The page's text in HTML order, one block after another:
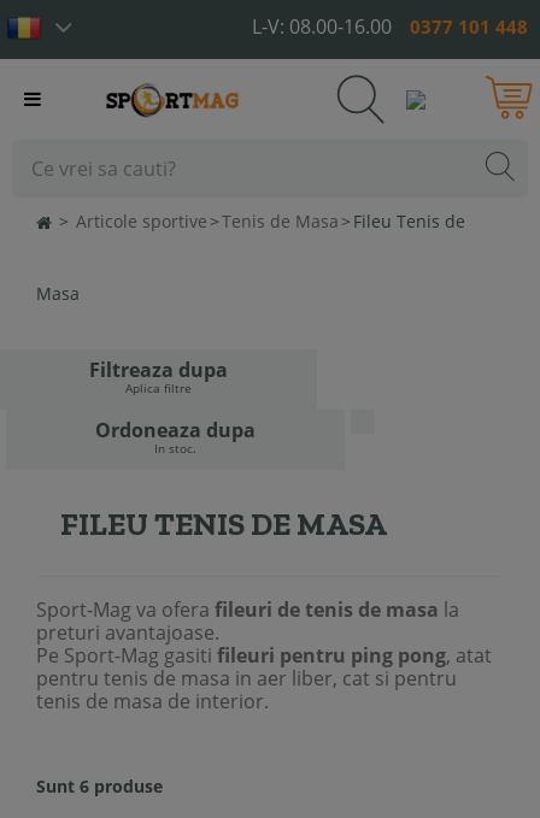
L-V: 08.00-16.00 0377 101 448
Toggle
> Articole sportive >Tenis de Masa > Fileu Tenis de
Masa
Filtreaza dupa
Aplica filtre
Ordoneaza dupa
In stoc.
FILEU TENIS DE MASA
Sport-Mag va ofera fileuri de tenis de masa la
preturi avantajoase.
Pe Sport-Mag gasiti fileuri pentru ping pong, atat
pentru tenis de masa in aer liber, cat si pentru
tenis de masa de interior.
Sunt 6 produse